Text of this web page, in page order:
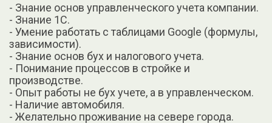
- Знание основ управленческого учета компании.
- Знание 1С.
- Умение работать с таблицами Google (формулы,
зависимости).
- Знание основ бух и налогового учета.
- Понимание процессов в стройке и
производстве.
- Опыт работы не бух учете, а в управленческом.
- Наличие автомобиля.
- Желательно проживание на севере города.